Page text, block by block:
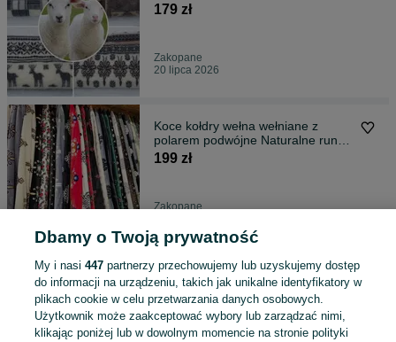
179 zł
Zakopane
20 lipca 2026
Koce kołdry wełna wełniane z
polarem podwójne Naturalne runo
owcze
199 zł
Zakopane
Fotelówki narzuty kapa kapy szyte
szyta skórzane z owczej skóry oryg
199 zł
Dbamy o Twoją prywatność
My i nasi 447partnerzy przechowujemy lub uzyskujemy dostęp
do informacji na urządzeniu, takich jak unikalne identyfikatory w
plikach cookie w celu przetwarzania danych osobowych.
Użytkownik może zaakceptować wybory lub zarządzać nimi,
klikając poniżej lub w dowolnym momencie na stronie polityki